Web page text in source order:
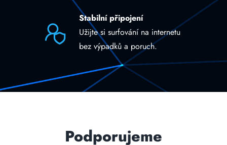
Stabilní připojení
Užijte si surfování na internetu
bez výpadků a poruch.
Podporujeme